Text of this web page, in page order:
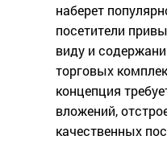
наберет
посетители
виду и
торговых
концепция
вложений,
качественных